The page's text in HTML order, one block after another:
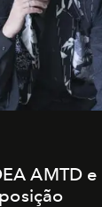
AMTD e